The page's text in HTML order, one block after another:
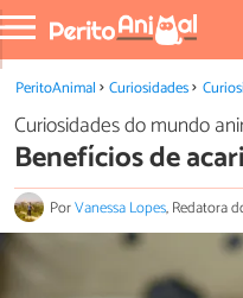
PeritoAnimal Curiosidades
Curiosidades do mundo
Benefícios de
PorVanessa Lopes, Redatora